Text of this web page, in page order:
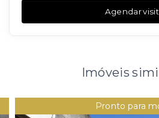
Agendar
Imóveis
Pronto para